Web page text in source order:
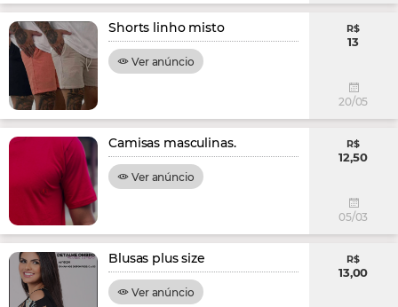
Shorts linho misto
Ver anúncio
R$
13
20/05
Camisas masculinas.
Ver anúncio
R$
12,50
05/03
Blusas plus size
Ver anúncio
R$
13,00